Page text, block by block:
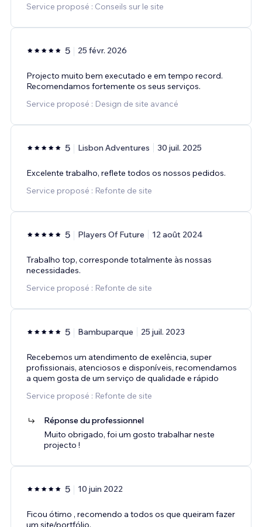
Service proposé : Conseils sur le site
5 25 févr. 2026
Projecto muito bem executado e em tempo record.
Recomendamos fortemente os seus serviços.
Service proposé : Design de site avancé
5 Lisbon Adventures 30 juil. 2025
Excelente trabalho, reflete todos os nossos pedidos.
Service proposé : Refonte de site
5 Players Of Future 12 août 2024
Trabalho top, corresponde totalmente às nossas
necessidades.
Service proposé : Refonte de site
5 Bambuparque 25 juil. 2023
Recebemos um atendimento de exelência, super
profissionais, atenciosos e disponíveis, recomendamos
a quem gosta de um serviço de qualidade e rápido
Service proposé : Refonte de site
Réponse du professionnel
Muito obrigado, foi um gosto trabalhar neste
projecto !
5 10 juin 2022
Ficou ótimo , recomendo a todos os que queiram fazer
um site/portfólio.